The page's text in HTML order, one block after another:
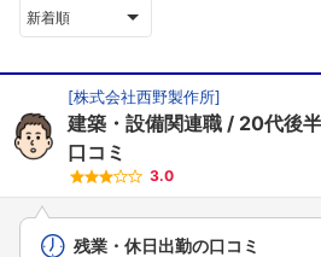
新着順
[株式会社西野製作所]
建築・設備関連職 20代後
口コミ
3.0
残業・休日出勤の口コミ